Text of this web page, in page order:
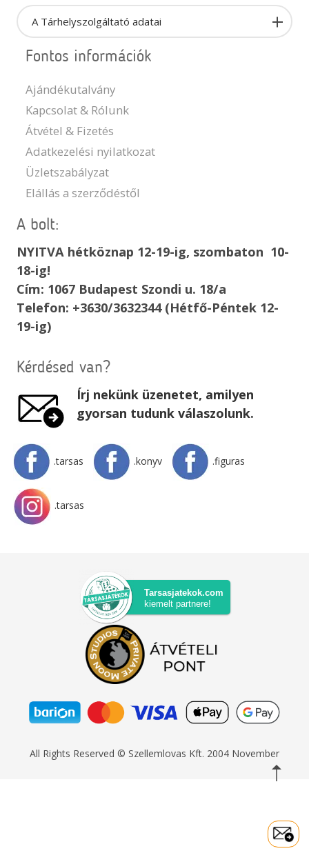
A Tárhelyszolgáltató adatai
Fontos információk
Ajándékutalvány
Kapcsolat & Rólunk
Átvétel & Fizetés
Adatkezelési nyilatkozat
Üzletszabályzat
Elállás a szerződéstől
A bolt:
NYITVA hétköznap 12-19-ig, szombaton 10-
18-ig!
Cím: 1067 Budapest Szondi u. 18/a
Telefon: +3630/3632344 (Hétfő-Péntek 12-
19-ig)
Kérdésed van?
Írj nekünk üzenetet, amilyen
gyorsan tudunk válaszolunk.
.tarsas .konyv .figuras
.tarsas
Tarsasjatekok.com
kiemelt partnere!
All Rights Reserved © Szellemlovas Kft. 2004 November